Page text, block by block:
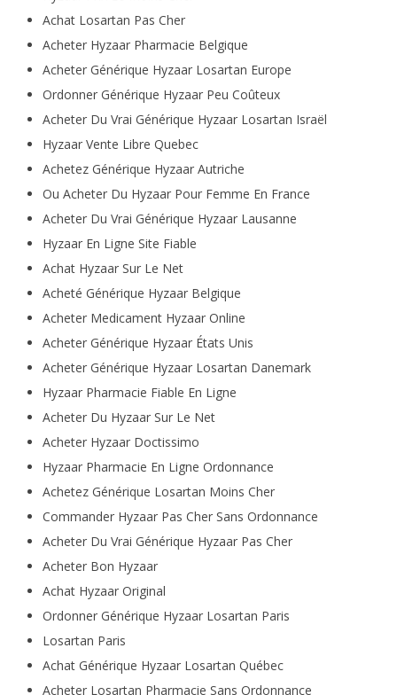
Achat Losartan Pas Cher
Acheter Hyzaar Pharmacie Belgique
Acheter Générique Hyzaar Losartan Europe
Ordonner Générique Hyzaar Peu Coûteux
Acheter Du Vrai Générique Hyzaar Losartan Israël
Hyzaar Vente Libre Quebec
Achetez Générique Hyzaar Autriche
Ou Acheter Du Hyzaar Pour Femme En France
Acheter Du Vrai Générique Hyzaar Lausanne
Hyzaar En Ligne Site Fiable
Achat Hyzaar Sur Le Net
Acheté Générique Hyzaar Belgique
Acheter Medicament Hyzaar Online
Acheter Générique Hyzaar États Unis
Acheter Générique Hyzaar Losartan Danemark
Hyzaar Pharmacie Fiable En Ligne
Acheter Du Hyzaar Sur Le Net
Acheter Hyzaar Doctissimo
Hyzaar Pharmacie En Ligne Ordonnance
Achetez Générique Losartan Moins Cher
Commander Hyzaar Pas Cher Sans Ordonnance
Acheter Du Vrai Générique Hyzaar Pas Cher
Acheter Bon Hyzaar
Achat Hyzaar Original
Ordonner Générique Hyzaar Losartan Paris
Losartan Paris
Achat Générique Hyzaar Losartan Québec
Acheter Losartan Pharmacie Sans Ordonnance